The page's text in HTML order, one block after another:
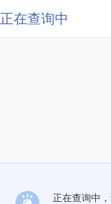
正在查询中
正在查询中